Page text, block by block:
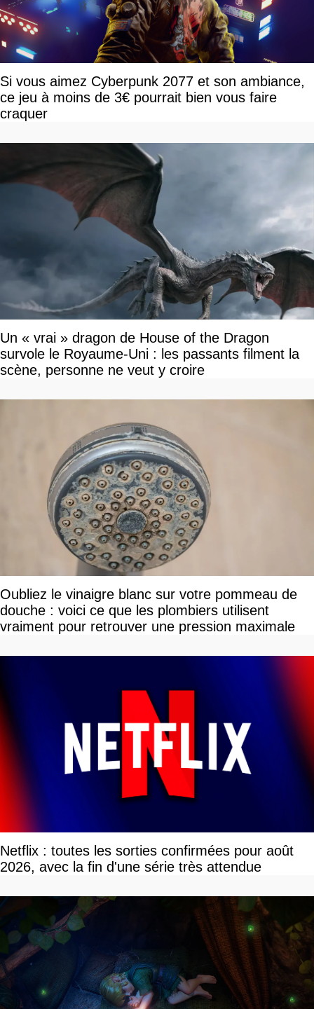
Si vous aimez Cyberpunk 2077 et son ambiance,
ce jeu à moins de 3€ pourrait bien vous faire
craquer
Un « vrai » dragon de House of the Dragon
survole le Royaume-Uni : les passants filment la
scène, personne ne veut y croire
Oubliez le vinaigre blanc sur votre pommeau de
douche : voici ce que les plombiers utilisent
vraiment pour retrouver une pression maximale
Netflix : toutes les sorties confirmées pour août
2026, avec la fin d'une série très attendue